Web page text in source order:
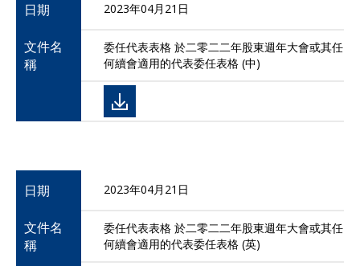
日期 2023年04月21日
文件名
稱
委任代表表格 於二零二二年股東週年大會或其任
何續會適用的代表委任表格 (中)
日期 2023年04月21日
文件名
稱
委任代表表格 於二零二二年股東週年大會或其任
何續會適用的代表委任表格 (英)